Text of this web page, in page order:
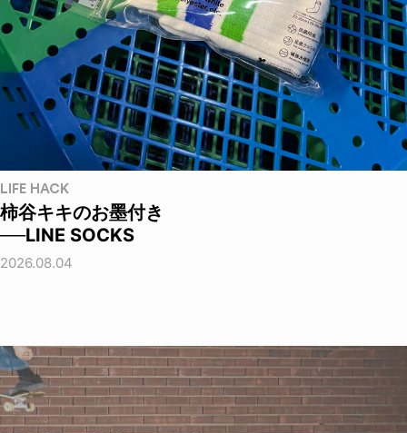
LIFE HACK
柿谷キキのお墨付き
──LINE SOCKS
2026.08.04